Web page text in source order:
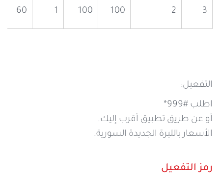
رمز التفعيل
3
2
100
100
1
60
التفعيل:
اطلب #999*
أو عن طريق تطبيق أقرب إليك.
الأسعار بالليرة الجديدة السورية.